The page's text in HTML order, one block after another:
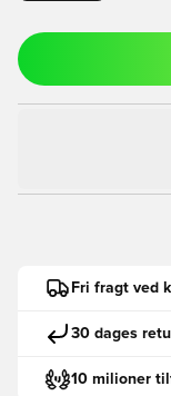
Fri fragt ved
30 dages
10 milioner